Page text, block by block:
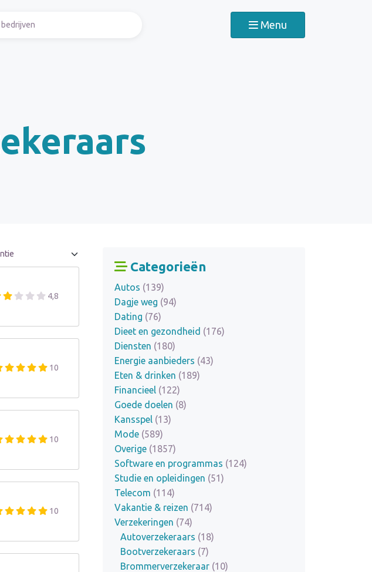
Menu
4,8
10
10
10
Categorieën
Autos (139)
Dagje weg (94)
Dating (76)
Dieet en gezondheid (176)
Diensten (180)
Energie aanbieders (43)
Eten & drinken (189)
Financieel (122)
Goede doelen (8)
Kansspel (13)
Mode (589)
Overige (1857)
Software en programmas (124)
Studie en opleidingen (51)
Telecom (114)
Vakantie & reizen (714)
Verzekeringen (74)
Autoverzekeraars (18)
Bootverzekeraars (7)
Brommerverzekeraar (10)